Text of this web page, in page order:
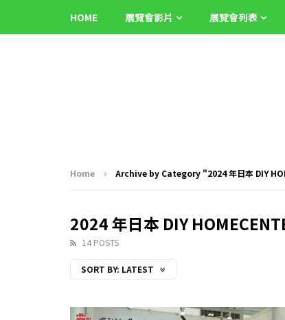
HOME 展覽會影片 展覽會列表
Home Archive by Category "2024 年日本 DIY
2024 年日本 DIY
14 POSTS
SORT BY: LATEST